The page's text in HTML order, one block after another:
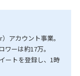
アカウント事業。
ーは約17万。
ートを登録し、1時